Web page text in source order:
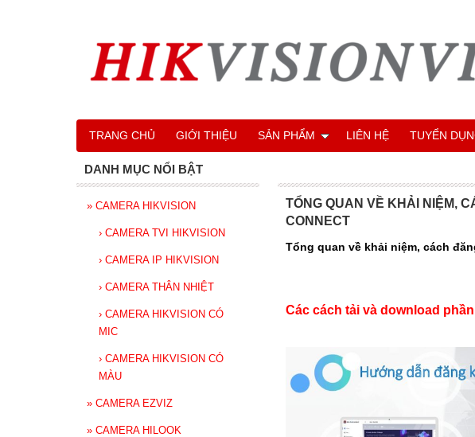
TỔNG QUAN VỀ KHẢI NIỆM,
CONNECT
Tổng quan về khải niệm, cách
Các cách tải và download
DANH MỤC NỔI BẬT
» CAMERA HIKVISION
› CAMERA TVI HIKVISION
› CAMERA IP HIKVISION
› CAMERA THÂN NHIỆT
› CAMERA HIKVISION CÓ
MIC
› CAMERA HIKVISION CÓ
MÀU
» CAMERA EZVIZ
» CAMERA HILOOK
TRANG CHỦ GIỚI THIỆU SẢN PHẨM LIÊN HỆ TUYỂN